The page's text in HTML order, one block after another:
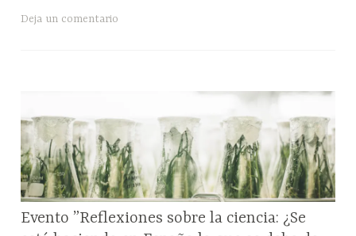
de
Deja un comentario
RESEÑAS
Evento ”Reflexiones sobre la ciencia: ¿Se